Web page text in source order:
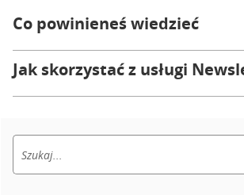
Co powinieneś wiedzieć
Jak skorzystać z usługi